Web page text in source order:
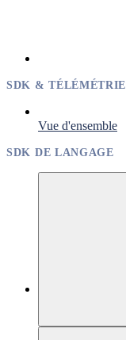
SDK & TÉLÉMÉTRIE
Vue d'ensemble
SDK DE LANGAGE